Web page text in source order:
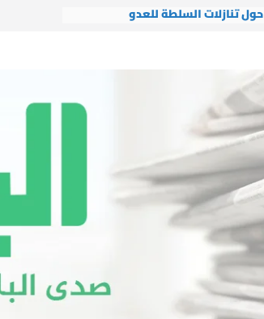
حول تنازلات السلطة للعدو
“لبنانيون ضد التطبيع”
دار الشيخ جبري القرآنية تطلق شعار
دورتها الصيفية العاشرة: “بالقرآن
نبني جيل النصر والتمكين”
التجمع يستقبل وفداً من العتبة
الرضوية المقدسة